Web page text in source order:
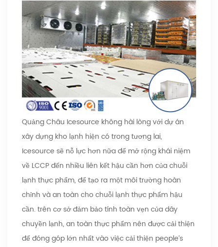
Quảng Châu Icesource không hài lòng với dự án
xây dựng kho lạnh hiện có trong tương lai,
Icesource sẽ nỗ lực hơn nữa để mở rộng khái niệm
về LCCP đến nhiều liên kết hậu cần hơn của chuỗi
lạnh thực phẩm, để tạo ra một môi trường hoàn
chỉnh và an toàn cho chuỗi lạnh thực phẩm hậu
cần. trên cơ sở đảm bảo tính toàn vẹn của dây
chuyền lạnh, an toàn thực phẩm nên được cải thiện
để đóng góp lớn nhất vào việc cải thiện people’s